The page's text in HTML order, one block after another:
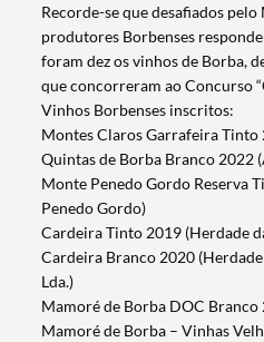
Recorde-se que desafiados
produtores Borbenses
foram dez os vinhos de Borba,
que concorreram ao Concurso
Vinhos Borbenses inscritos:
Montes Claros Garrafeira Tinto
Quintas de Borba Branco 2022
Monte Penedo Gordo Reserva
Penedo Gordo)
Cardeira Tinto 2019 (Herdade
Cardeira Branco 2020
Lda.)
Mamoré de Borba DOC Branco
Mamoré de Borba – Vinhas